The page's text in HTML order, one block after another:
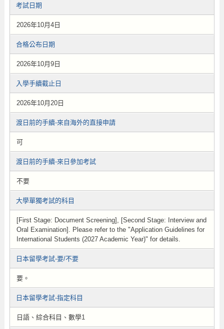
考試日期
2026年10月4日
合格公布日期
2026年10月9日
入學手續截止日
2026年10月20日
渡日前的手續-來自海外的直接申請
可
渡日前的手續-來日參加考試
不要
大學單獨考試的科目
[First Stage: Document Screening], [Second Stage: Interview and
Oral Examination]. Please refer to the "Application Guidelines for
International Students (2027 Academic Year)" for details.
日本留學考試-要/不要
要。
日本留學考試-指定科目
日語、綜合科目、數學1